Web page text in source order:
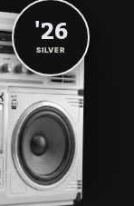
'26
SILVER